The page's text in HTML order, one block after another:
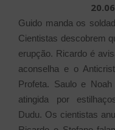
Guido manda os
Cientistas descobrem
erupção. Ricardo é
aconselha e o
Profeta. Saulo e
atingida por
Dudu. Os cientistas